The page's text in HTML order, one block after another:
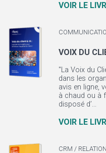
VOIR LE
VOIX DU
"La Voix du
dans les
avis en ligne,
à chaud ou à
disposé d’...
VOIR LE
CRM /